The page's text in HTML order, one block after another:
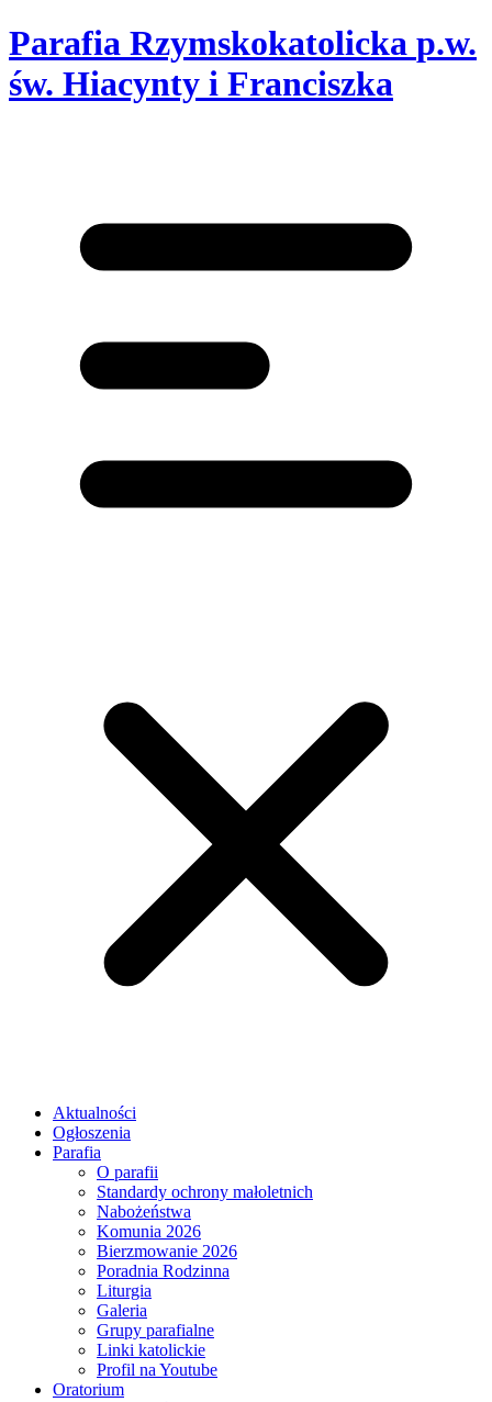
Parafia Rzymskokatolicka p.w.
św. Hiacynty i Franciszka
Aktualności
Ogłoszenia
Parafia
O parafii
Standardy ochrony małoletnich
Nabożeństwa
Komunia 2026
Bierzmowanie 2026
Poradnia Rodzinna
Liturgia
Galeria
Grupy parafialne
Linki katolickie
Profil na Youtube
Oratorium